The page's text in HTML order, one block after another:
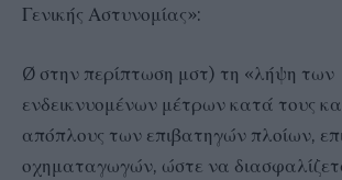
Γενικής Αστυνομίας»:
Ø στην περίπτωση μστ) τη «λήψη των
ενδεικνυομένων μέτρων κατά τους
απόπλους των επιβατηγών πλοίων,
οχηματαγωγών, ώστε να